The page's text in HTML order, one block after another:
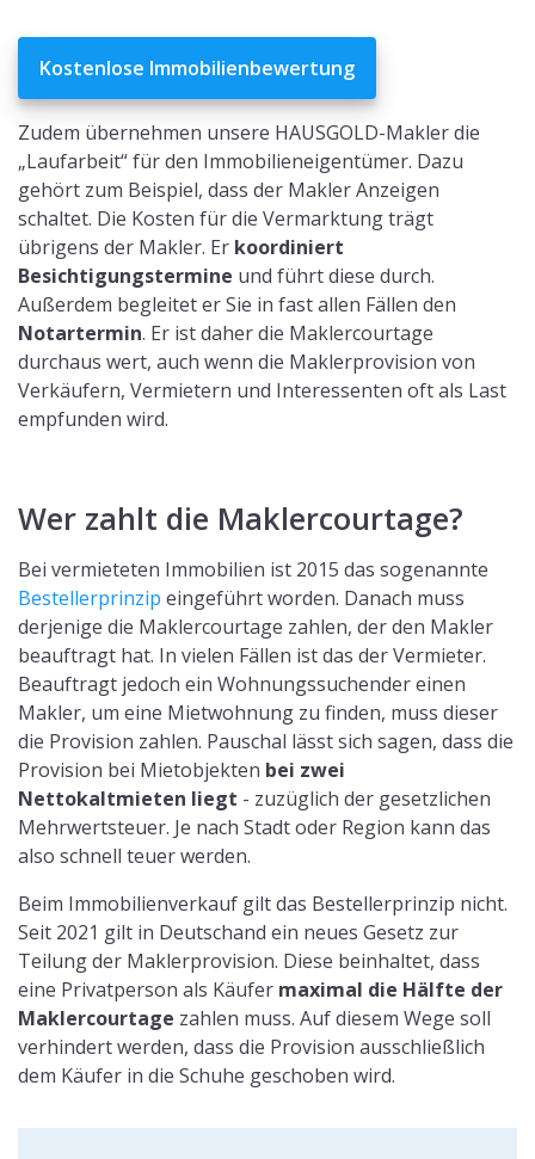
Kostenlose Immobilienbewertung
Zudem übernehmen unsere HAUSGOLD-Makler die
„Laufarbeit“ für den Immobilieneigentümer. Dazu
gehört zum Beispiel, dass der Makler Anzeigen
schaltet. Die Kosten für die Vermarktung trägt
übrigens der Makler. Er koordiniert
Besichtigungstermine und führt diese durch.
Außerdem begleitet er Sie in fast allen Fällen den
Notartermin. Er ist daher die Maklercourtage
durchaus wert, auch wenn die Maklerprovision von
Verkäufern, Vermietern und Interessenten oft als Last
empfunden wird.
Wer zahlt die Maklercourtage?
Bei vermieteten Immobilien ist 2015 das sogenannte
Bestellerprinzip eingeführt worden. Danach muss
derjenige die Maklercourtage zahlen, der den Makler
beauftragt hat. In vielen Fällen ist das der Vermieter.
Beauftragt jedoch ein Wohnungssuchender einen
Makler, um eine Mietwohnung zu finden, muss dieser
die Provision zahlen. Pauschal lässt sich sagen, dass die
Provision bei Mietobjekten bei zwei
Nettokaltmieten liegt - zuzüglich der gesetzlichen
Mehrwertsteuer. Je nach Stadt oder Region kann das
also schnell teuer werden.
Beim Immobilienverkauf gilt das Bestellerprinzip nicht.
Seit 2021 gilt in Deutschand ein neues Gesetz zur
Teilung der Maklerprovision. Diese beinhaltet, dass
eine Privatperson als Käufer maximal die Hälfte der
Maklercourtage zahlen muss. Auf diesem Wege soll
verhindert werden, dass die Provision ausschließlich
dem Käufer in die Schuhe geschoben wird.